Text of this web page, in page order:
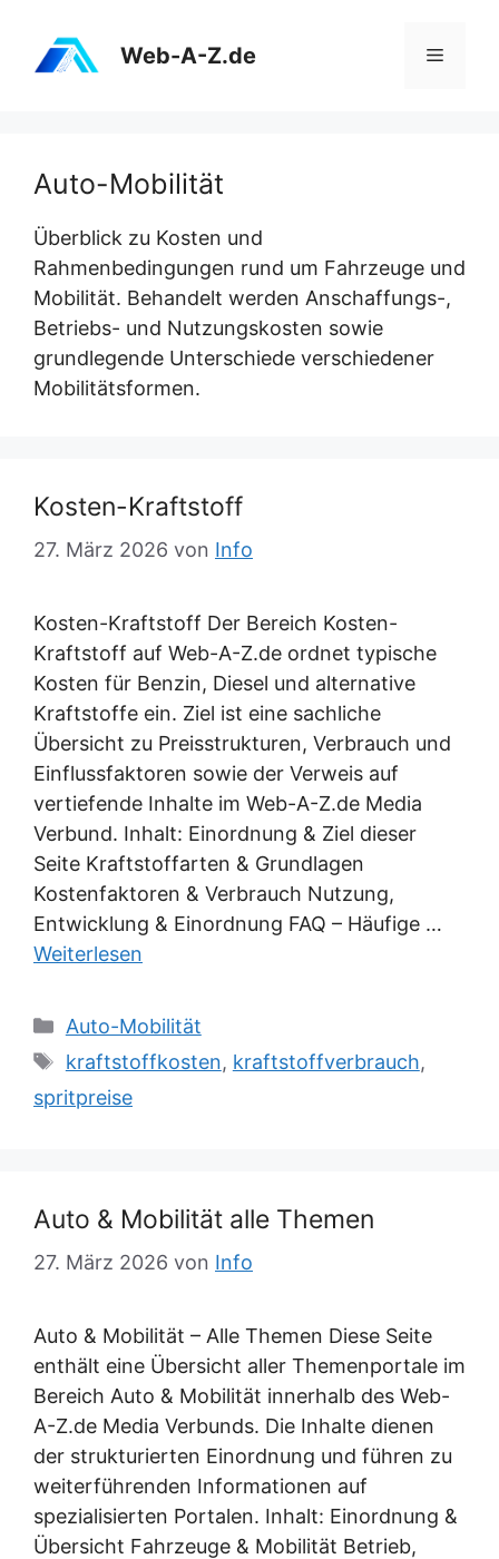
Inhalt
springen
Web-A-Z.de Menü
Auto-Mobilität
Überblick zu Kosten und
Rahmenbedingungen rund um Fahrzeuge und
Mobilität. Behandelt werden Anschaffungs-,
Betriebs- und Nutzungskosten sowie
grundlegende Unterschiede verschiedener
Mobilitätsformen.
Kosten-Kraftstoff
27. März 2026 von Info
Kosten-Kraftstoff Der Bereich Kosten-
Kraftstoff auf Web-A-Z.de ordnet typische
Kosten für Benzin, Diesel und alternative
Kraftstoffe ein. Ziel ist eine sachliche
Übersicht zu Preisstrukturen, Verbrauch und
Einflussfaktoren sowie der Verweis auf
vertiefende Inhalte im Web-A-Z.de Media
Verbund. Inhalt: Einordnung & Ziel dieser
Seite Kraftstoffarten & Grundlagen
Kostenfaktoren & Verbrauch Nutzung,
Entwicklung & Einordnung FAQ – Häufige …
Weiterlesen
Kategorien
Auto-Mobilität
Schlagwörter
kraftstoffkosten, kraftstoffverbrauch,
spritpreise
Auto & Mobilität alle Themen
27. März 2026 von Info
Auto & Mobilität – Alle Themen Diese Seite
enthält eine Übersicht aller Themenportale im
Bereich Auto & Mobilität innerhalb des Web-
A-Z.de Media Verbunds. Die Inhalte dienen
der strukturierten Einordnung und führen zu
weiterführenden Informationen auf
spezialisierten Portalen. Inhalt: Einordnung &
Übersicht Fahrzeuge & Mobilität Betrieb,